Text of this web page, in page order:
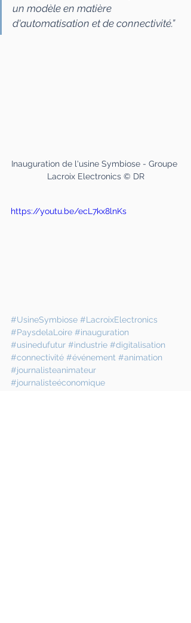
un modèle en matière
d'automatisation et de connectivité.”
Inauguration de l'usine Symbiose - Groupe
Lacroix Electronics © DR
https://youtu.be/ecL7kx8lnKs
#UsineSymbiose #LacroixElectronics
#PaysdelaLoire #inauguration
#usinedufutur #industrie #digitalisation
#connectivité #événement #animation
#journalisteanimateur
#journalisteéconomique